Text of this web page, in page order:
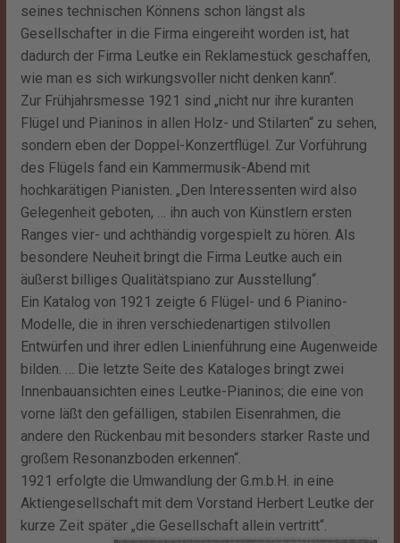
seines technischen Könnens schon längst als
Gesellschafter in die Firma eingereiht worden ist, hat
dadurch der Firma Leutke ein Reklamestück geschaffen,
wie man es sich wirkungsvoller nicht denken kann“.
Zur Frühjahrsmesse 1921 sind „nicht nur ihre kuranten
Flügel und Pianinos in allen Holz- und Stilarten“ zu sehen,
sondern eben der Doppel-Konzertflügel. Zur Vorführung
des Flügels fand ein Kammermusik-Abend mit
hochkarätigen Pianisten. „Den Interessenten wird also
Gelegenheit geboten, … ihn auch von Künstlern ersten
Ranges vier- und achthändig vorgespielt zu hören. Als
besondere Neuheit bringt die Firma Leutke auch ein
äußerst billiges Qualitätspiano zur Ausstellung“.
Ein Katalog von 1921 zeigte 6 Flügel- und 6 Pianino-
Modelle, die in ihren verschiedenartigen stilvollen
Entwürfen und ihrer edlen Linienführung eine Augenweide
bilden. … Die letzte Seite des Kataloges bringt zwei
Innenbauansichten eines Leutke-Pianinos; die eine von
vorne läßt den gefälligen, stabilen Eisenrahmen, die
andere den Rückenbau mit besonders starker Raste und
großem Resonanzboden erkennen“.
1921 erfolgte die Umwandlung der G.m.b.H. in eine
Aktiengesellschaft mit dem Vorstand Herbert Leutke der
kurze Zeit später „die Gesellschaft allein vertritt“.